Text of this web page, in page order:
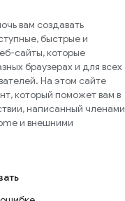
вам создавать
быстрые и
сайты, которые
браузерах и для всех
На этом сайте
который поможет вам в
написанный членами
и внешними